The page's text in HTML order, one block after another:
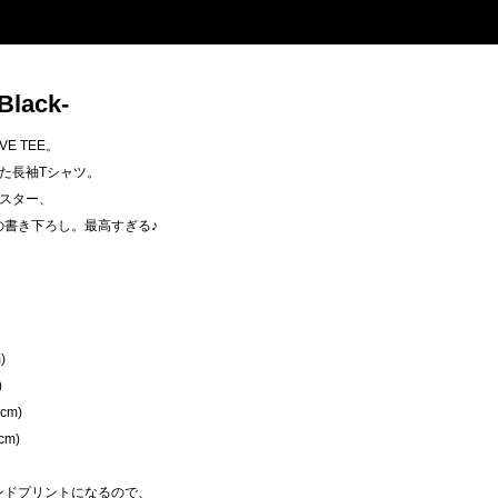
TEE。
長袖Tシャツ。
ター、
き下ろし。最高すぎる♪
プリントになるので、